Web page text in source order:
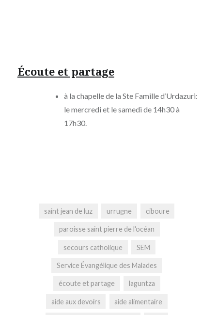
Écoute et partage
à la chapelle de la Ste Famille d’Urdazuri:
le mercredi et le samedi de 14h30 à
17h30.
saint jean de luz urrugne ciboure
paroisse saint pierre de l'océan
secours catholique SEM
Service Évangélique des Malades
écoute et partage laguntza
aide aux devoirs aide alimentaire